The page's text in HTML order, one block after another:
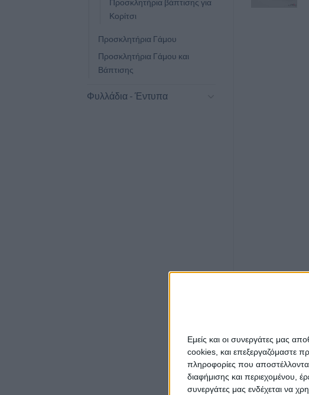
Εμείς και οι συνεργάτες μας
cookies, και επεξεργαζόμαστε
πληροφορίες που
διαφήμισης και περιεχομένου,
συνεργάτες μας ενδέχεται να
Προσκλητήρια βάπτισης για
Κορίτσι
Προσκλητήρια Γάμου
Προσκλητήρια Γάμου και
Βάπτισης
Φυλλάδια - Έντυπα